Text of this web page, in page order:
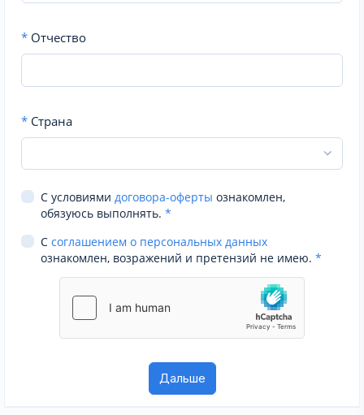
* Отчество
* Страна
С условиями договора-оферты ознакомлен,
обязуюсь выполнять. *
С соглашением о персональных данных
ознакомлен, возражений и претензий не имею. *